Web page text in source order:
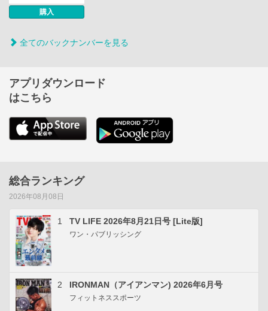
購入
全てのバックナンバーを見る
アプリダウンロード
はこちら
総合ランキング
2026年08月08日
1 TV LIFE 2026年8月21日号 [Lite版]
ワン・パブリッシング
2 IRONMAN（アイアンマン) 2026年6月号
フィットネススポーツ